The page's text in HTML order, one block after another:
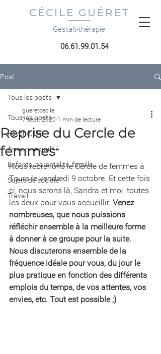
CÉCILE GUÉRET
Gestalt-thérapie
06.61.99.01.54
Post
Tous les posts
Psycho, DP
Amour, sexualité
Enfants, parentalité, famille
Sujets de société
Travail
Tous les posts
Reprise du Cercle de
femmes
gueretcecile
7 sept. 2020 1 min de lecture
Nous reprenons le Cercle de femmes à
Tours le vendredi 9 octobre. Et cette fois
ci, nous serons là, Sandra et moi, toutes
les deux pour vous accueillir. Venez
nombreuses, que nous puissions
réfléchir ensemble à la meilleure forme
à donner à ce groupe pour la suite.
Nous discuterons ensemble de la
fréquence idéale pour vous, du jour le
plus pratique en fonction des différents
emplois du temps, de vos attentes, vos
envies, etc. Tout est possible ;)